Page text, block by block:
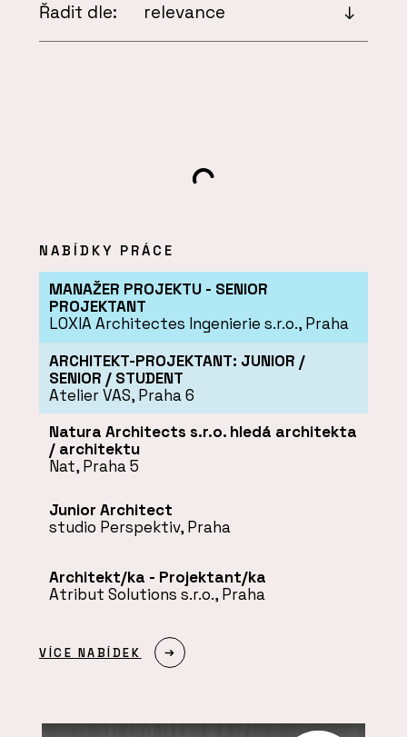
Řadit dle:
NABÍDKY PRÁCE
MANAŽER PROJEKTU - SENIOR
PROJEKTANT
LOXIA Architectes Ingenierie s.r.o., Praha
ARCHITEKT-PROJEKTANT: JUNIOR /
SENIOR / STUDENT
Atelier VAS, Praha 6
Natura Architects s.r.o. hledá architekta
/ architektu
Nat, Praha 5
Junior Architect
studio Perspektiv, Praha
Architekt/ka - Projektant/ka
Atribut Solutions s.r.o., Praha
VÍCE NABÍDEK